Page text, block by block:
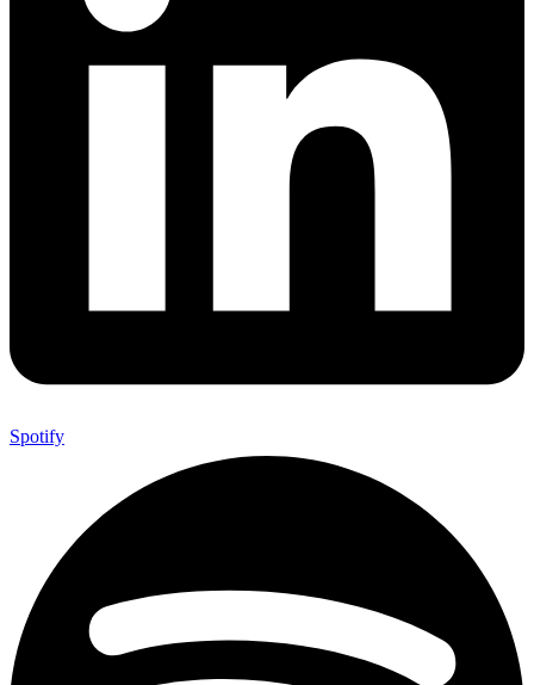
Spotify